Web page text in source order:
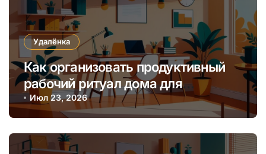
Удалёнка
Как организовать продуктивный
рабочий ритуал дома для
повышения онлайн-заработка
Июл 23, 2026